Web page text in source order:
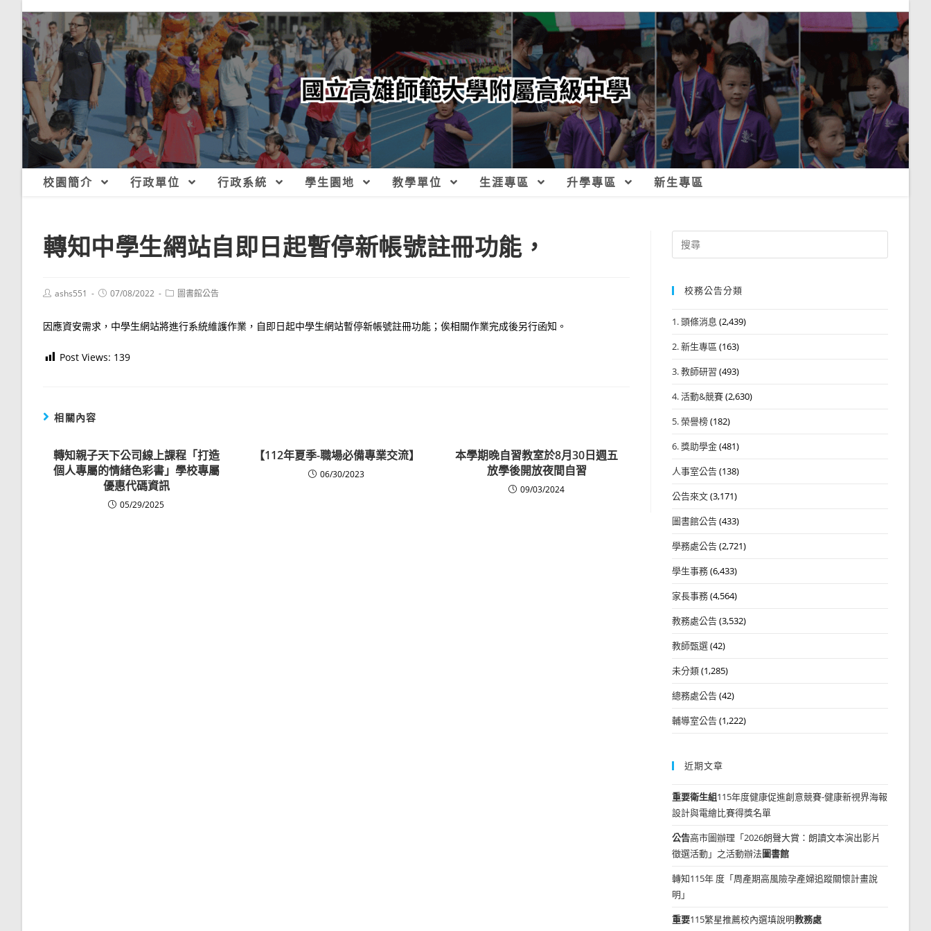
校園簡介 行政單位 行政系統 學生園地 教學單位 生涯專區 升學專區 新生專區
轉知中學生網站自即日起暫停新帳號註冊功能，
Postashs551
Post07/08/2022
Post圖書館公告
因應資安需求，中學生網站將進行系統維護作業，自即日起中學生網站暫停新帳號註冊功能；俟相關作業完成後另行函知。
Post Views: 139
相關內容
轉知親子天下公司線上課程「打造
個人專屬的情緒色彩書」學校專屬
優惠代碼資訊
05/29/2025
【112年夏季-職場必備專業交流】
06/30/2023
本學期晚自習教室於8月30日週五
放學後開放夜間自習
09/03/2024
Search
for:
校務公告分類
1. 頭條消息 (2,439)
2. 新生專區 (163)
3. 教師研習 (493)
4. 活動&競賽(2,630)
5. 榮譽榜(182)
6. 獎助學金(481)
人事室公告(138)
公告來文(3,171)
圖書館公告(433)
學務處公告(2,721)
學生事務(6,433)
家長事務(4,564)
教務處公告(3,532)
教師甄選(42)
未分類(1,285)
總務處公告(42)
輔導室公告(1,222)
近期文章
重要衛生組115年度健康促進創意競賽-健康新視界海報
設計與電繪比賽得獎名單
公告高市圖辦理「2026朗聲大賞：朗讀文本演出影片
徵選活動」之活動辦法圖書館
轉知115年 度「周產期高風險孕產婦追蹤關懷計畫說
明」
重要115繁星推薦校內選填說明教務處